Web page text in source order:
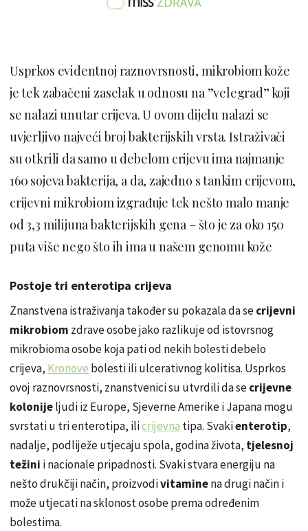
Usprkos evidentnoj raznovrsnosti, mikrobiom kože
je tek zabačeni zaselak u odnosu na ”velegrad” koji
se nalazi unutar crijeva. U ovom dijelu nalazi se
uvjerljivo najveći broj bakterijskih vrsta. Istraživači
su otkrili da samo u debelom crijevu ima najmanje
160 sojeva bakterija, a da, zajedno s tankim crijevom,
crijevni mikrobiom izgrađuje tek nešto malo manje
od 3,3 milijuna bakterijskih gena – što je za oko 150
puta više nego što ih ima u našem genomu kože
Postoje tri enterotipa crijeva
Znanstvena istraživanja također su pokazala da secrijevni
mikrobiom zdrave osobe jako razlikuje od istovrsnog
mikrobioma osobe koja pati od nekih bolesti debelo
crijeva, Kronove bolesti ili ulcerativnog kolitisa. Usprkos
ovoj raznovrsnosti, znanstvenici su utvrdili da secrijevne
kolonijeljudi iz Europe, Sjeverne Amerike i Japana mogu
svrstati u tri enterotipa, ilicrijevna tipa. Svakienterotip,
nadalje, podliježe utjecaju spola, godina života, tjelesnoj
težini i nacionale pripadnosti. Svaki stvara energiju na
nešto drukčiji način, proizvodivitaminena drugi način i
može utjecati na sklonost osobe prema određenim
bolestima.